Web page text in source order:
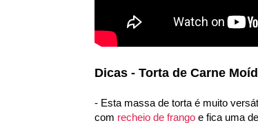
Dicas - Torta de Carne
- Esta massa de torta é muito
com recheio de frango e fica uma